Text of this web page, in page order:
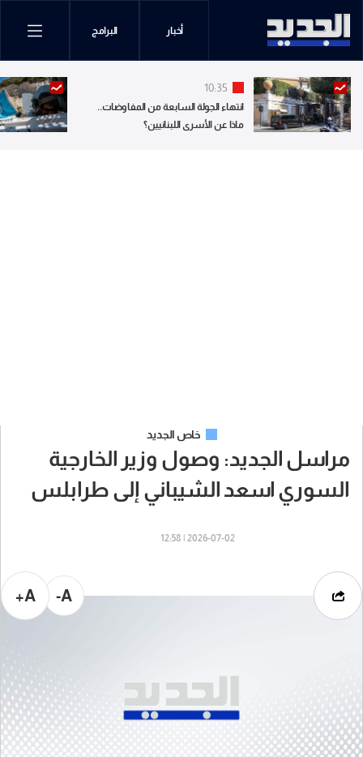
أخبار البرامج
10:35
انتهاء الجولة السابعة من المفاوضات..
ماذا عن الأسرى اللبنانيين؟
خاص الجديد
مراسل الجديد: وصول وزير الخارجية
السوري اسعد الشيباني إلى طرابلس
2026-07-02 | 12:58
A-
A+